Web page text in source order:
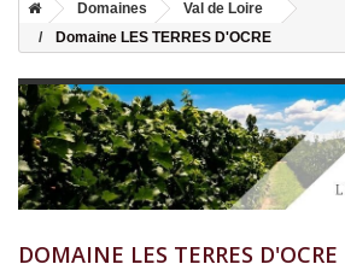
Domaines
Val de Loire
Domaine LES TERRES D'OCRE
DOMAINE LES TERRES D'OCRE